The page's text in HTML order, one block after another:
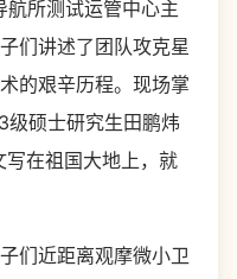
航所测试运管中心主
们讲述了团队攻克星
的艰辛历程。现场掌
硕士研究生田鹏炜
写在祖国大地上，就
近距离观摩微小卫